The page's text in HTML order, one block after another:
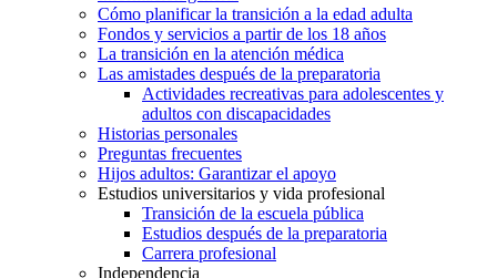
Cómo planificar la transición a la edad adulta
Fondos y servicios a partir de los 18 años
La transición en la atención médica
Las amistades después de la preparatoria
Actividades recreativas para adolescentes y
adultos con discapacidades
Historias personales
Preguntas frecuentes
Hijos adultos: Garantizar el apoyo
Estudios universitarios y vida profesional
Transición de la escuela pública
Estudios después de la preparatoria
Carrera profesional
Independencia